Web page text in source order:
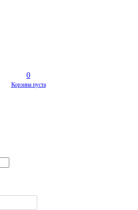
0
Корзина пуста